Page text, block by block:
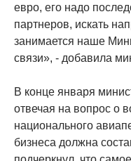
евро, его надо
партнеров, искать
занимается наше
связи», - добавила
В конце января
отвечая на вопрос о
национального
бизнеса должна